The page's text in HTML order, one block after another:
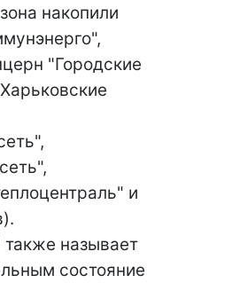
накопили
"Городские
и
называет
состояние